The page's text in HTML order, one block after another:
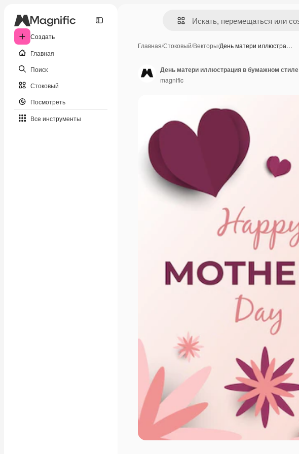
Создать
Главная
Поиск
Стоковый
Посмотреть
Все инструменты
Главная/Стоковый/Векторы/День матери иллюстра…
День матери иллюстрация в бумажном стиле
magnific